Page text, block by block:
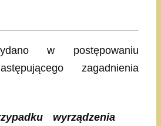
w postępowaniu
zagadnienia
wyrządzenia